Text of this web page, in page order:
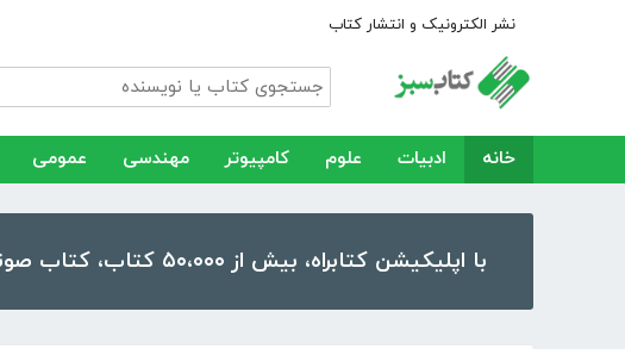
نشر الکترونیک و انتشار کتاب
خانه ادبیات علوم کامپیوتر مهندسی عمومی
با اپلیکیشن کتابراه، بیش از ۵۰،۰۰۰ کتاب، کتاب صوتی و رمان را در موبایل و تبلت خود داشته باشید!